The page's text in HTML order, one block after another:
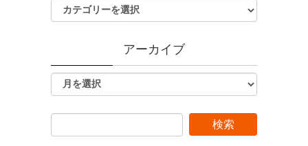
アーカイブ